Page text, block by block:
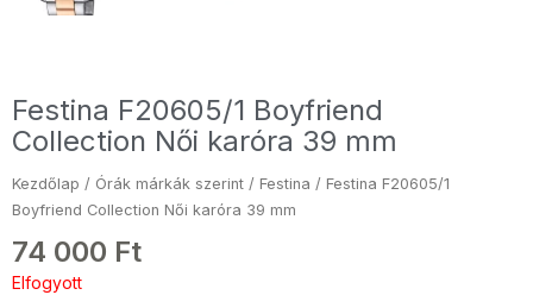
Festina F20605/1 Boyfriend
Collection Női karóra 39 mm
Kezdőlap / Órák márkák szerint / Festina / Festina F20605/1
Boyfriend Collection Női karóra 39 mm
74 000 Ft
Elfogyott